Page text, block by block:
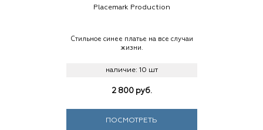
Placemark Production
Стильное синее платье на все случаи
жизни.
наличие: 10 шт
2 800 руб.
ПОСМОТРЕТЬ